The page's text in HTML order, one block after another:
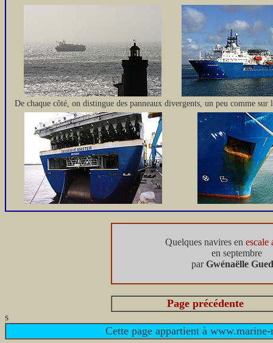
De chaque côté, on distingue des panneaux divergents, un peu comme
Quelques navires en escale
en septembre
parGwénaëlle
Page précédente
s
Cette page appartient à